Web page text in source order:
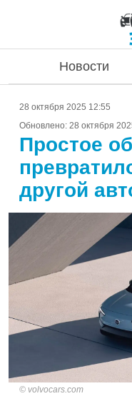
Новости
28 октября 2025 12:55
Обновлено: 28 октября
Простое
другой
volvocars.com